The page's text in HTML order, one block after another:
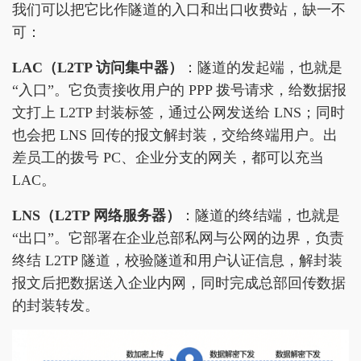
我们可以把它比作隧道的入口和出口收费站，缺一不
可：
LAC（L2TP 访问集中器）
：隧道的发起端，也就是
“入口”。它负责接收用户的 PPP 拨号请求，给数据报
文打上 L2TP 封装标签，通过公网发送给 LNS；同时
也会把 LNS 回传的报文解封装，交给终端用户。出
差员工的拨号 PC、企业分支的网关，都可以充当
LAC。
LNS（L2TP 网络服务器）
：隧道的终结端，也就是
“出口”。它部署在企业总部私网与公网的边界，负责
终结 L2TP 隧道，校验隧道和用户认证信息，解封装
报文后把数据送入企业内网，同时完成总部回传数据
的封装转发。